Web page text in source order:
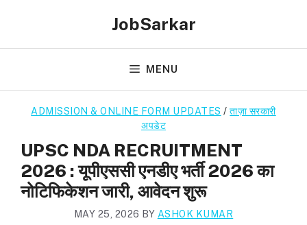
JobSarkar
MENU
ADMISSION & ONLINE FORM UPDATES /ताज़ा सरकारी
अपडेट
UPSC NDA RECRUITMENT
2026 : यूपीएससी एनडीए भर्ती 2026 का
नोटिफिकेशन जारी, आवेदन शुरू
MAY 25, 2026 BY ASHOK KUMAR